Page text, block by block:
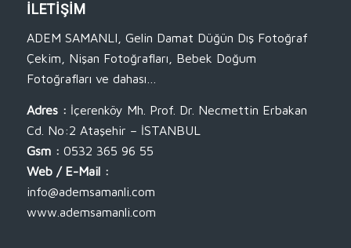
İLETİŞİM
ADEM SAMANLI, Gelin Damat Düğün Dış Fotoğraf
Çekim, Nişan Fotoğrafları, Bebek Doğum
Fotoğrafları ve dahası…
Adres : İçerenköy Mh. Prof. Dr. Necmettin Erbakan
Cd. No:2 Ataşehir – İSTANBUL
Gsm : 0532 365 96 55
Web / E-Mail :
info@ademsamanli.com
www.ademsamanli.com